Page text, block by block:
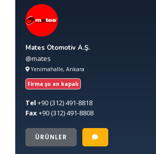
Mates Otomotiv A.Ş.
@mates
Yenimahalle, Ankara
Firma şu an kapalı
Tel +90(312) 491-8818
Fax+90(312) 491-8808
ÜRÜNLER